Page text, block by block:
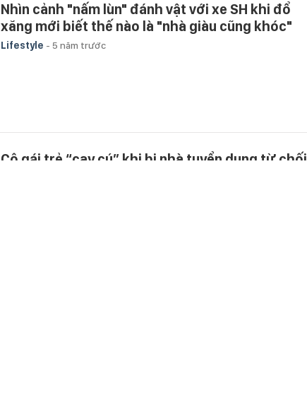
Nhìn cảnh "nấm lùn" đánh vật với xe SH khi đổ
xăng mới biết thế nào là "nhà giàu cũng khóc"
Lifestyle - 5 năm trước
Cô gái trẻ “cay cú” khi bị nhà tuyển dụng từ chối